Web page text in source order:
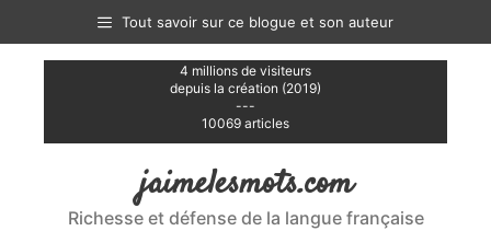
contenu
Tout savoir sur ce blogue et son auteur
4 millions de visiteurs
depuis la création (2019)
---
10069 articles
jaimelesmots.com
Richesse et défense de la langue française